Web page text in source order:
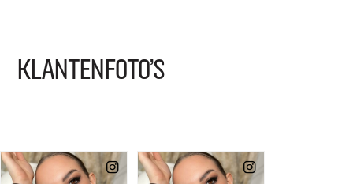
KLANTENFOTO'S